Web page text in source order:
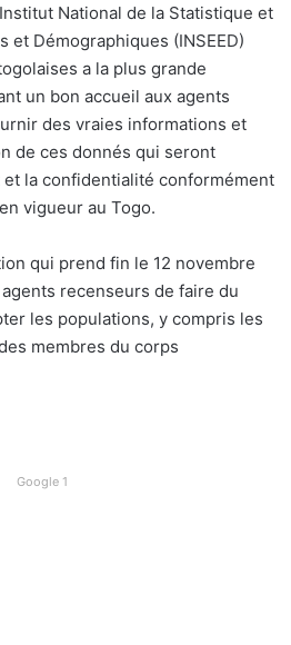
National de la Statistique et
et Démographiques (INSEED)
a la plus grande
un bon accueil aux agents
des vraies informations et
de ces donnés qui seront
et la confidentialité conformément
vigueur au Togo.
qui prend fin le 12 novembre
recenseurs de faire du
les populations, y compris les
membres du corps
Google 1